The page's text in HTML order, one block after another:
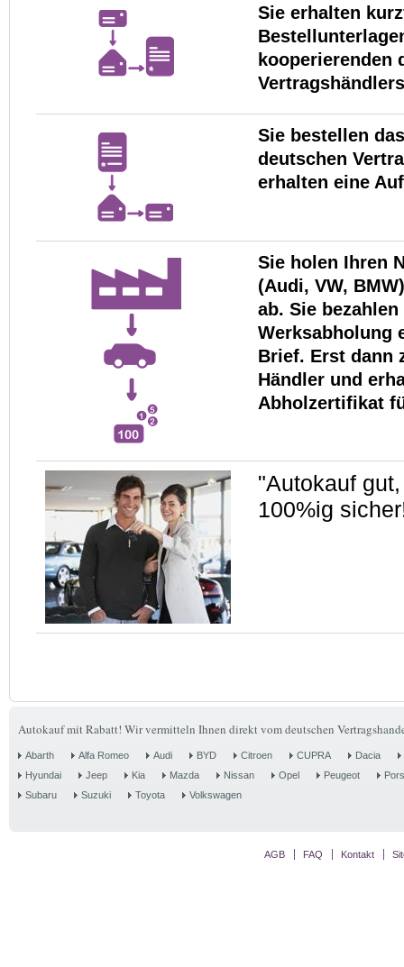
Sie erhalten
kooperierenden
Sie bestellen
deutschen
erhalten eine
Sie holen Ihren
(Audi, VW,
ab. Sie
Werksabholung
Brief. Erst dann
Händler und
Abholzertifikat
"Autokauf
100%ig
Autokauf mit Rabatt! Wir vermitteln Ihnen direkt vom deutschen
Abarth Alfa Romeo Audi BYD Citroen CUPRA
Dacia
Hyundai
Jeep Kia Mazda Nissan Opel Peugeot
Subaru
Suzuki Toyota Volkswagen
AGB FAQ Kontakt